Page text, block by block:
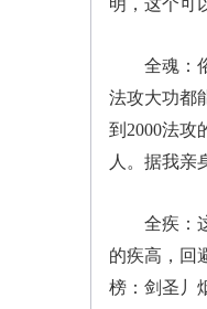
明，这个可
全魂：俗
法攻大功都
到2000法攻
人。据我亲
全疾：这
的疾高，回
榜：剑圣丿